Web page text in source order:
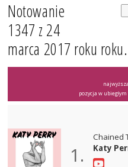
Notowanie
1347 z 24
marca 2017 roku roku.
pozycja w
1.
Chained
Katy